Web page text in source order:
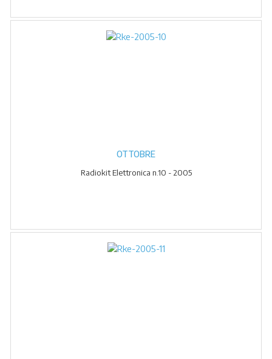
OTTOBRE
Radiokit Elettronica n.10 - 2005